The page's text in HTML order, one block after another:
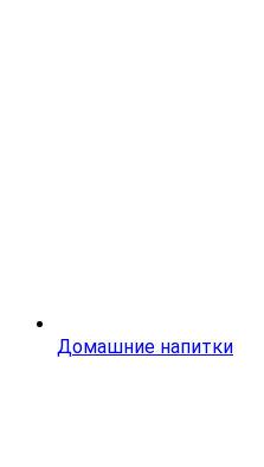
Домашние напитки